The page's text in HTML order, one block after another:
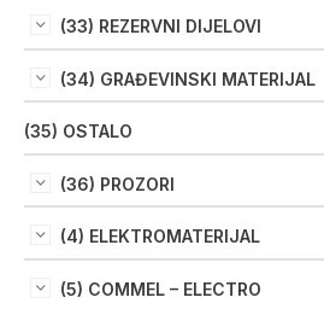
(33) REZERVNI DIJELOVI
(34) GRAĐEVINSKI MATERIJAL
(35) OSTALO
(36) PROZORI
(4) ELEKTROMATERIJAL
(5) COMMEL – ELECTRO